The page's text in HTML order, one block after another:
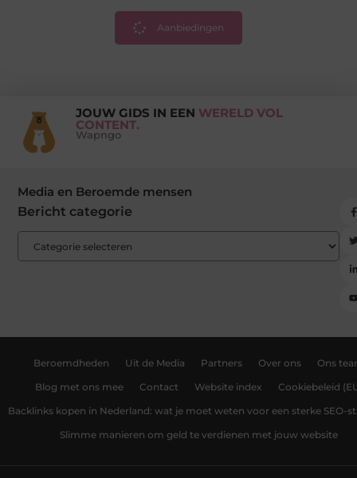
Aanbiedingen
JOUW GIDS IN EEN WERELD VOL
CONTENT.
Wapngo
Media en Beroemde mensen
Bericht categorie
Beroemdheden Uit de Media Partners Over ons Ons
Blog met ons mee Contact Website index Cookiebeleid
Backlinks kopen in Nederland: wat je moet weten voor een sterke SEO-
Slimme manieren om geld te verdienen met jouw website